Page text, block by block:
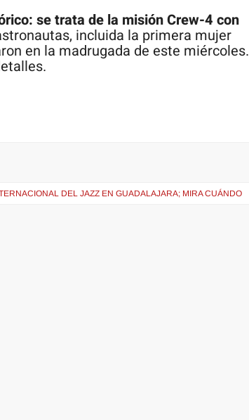
se trata de la misión Crew-4 con
incluida la primera mujer
en la madrugada de este miércoles.
DEL JAZZ EN GUADALAJARA; MIRA CUÁNDO